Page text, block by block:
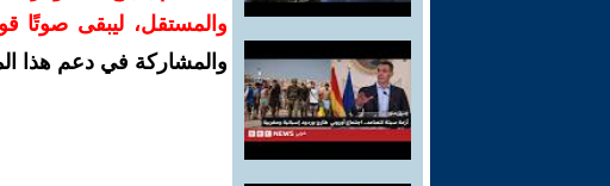
والمستقل، ليبقى صوتًا
والمشاركة في دعم هذا